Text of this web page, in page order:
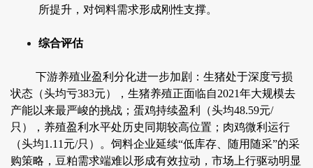
所提升，对饲料需求形成刚性支撑。
综合评估
下游养殖业盈利分化进一步加剧：生猪处于深度亏损
状态（头均亏383元），生猪养殖正面临自2021年大规模去
产能以来最严峻的挑战；蛋鸡持续盈利（头均48.59元/
只），养殖盈利水平处历史同期较高位置；肉鸡微利运行
（头均1.11元/只）。饲料企业延续“低库存、随用随采”的采
购策略，豆粕需求端难以形成有效拉动，市场上行驱动明显